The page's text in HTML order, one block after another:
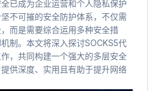
已成为企业运营和个人隐私保护
不可摧的安全防护体系，不仅需
而是需要综合运用多种安全措
制。本文将深入探讨SOCKS5代
，共同构建一个强大的多层安全
供深度、实用且有助于提升网络